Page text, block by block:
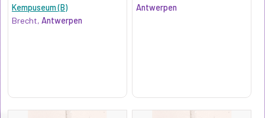
Kempuseum (B)
Brecht, Antwerpen
Antwerpen